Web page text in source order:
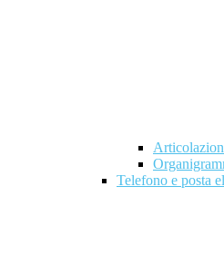
Telefono e posta